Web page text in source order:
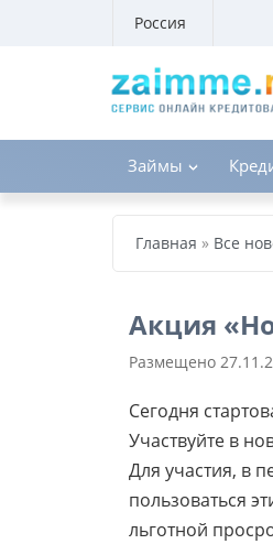
Россия
Займы
Главная » Все
Акция
Размещено
Сегодня
Участвуйте в
Для участия, в
пользоваться
льготной